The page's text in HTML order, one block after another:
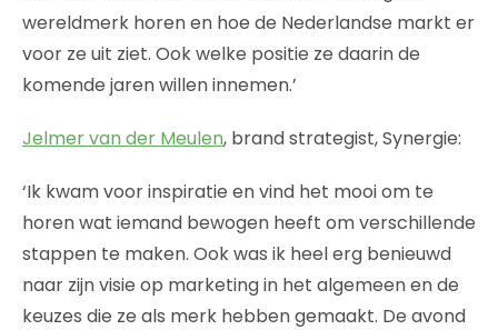
wereldmerk horen en hoe de Nederlandse markt er
voor ze uit ziet. Ook welke positie ze daarin de
komende jaren willen innemen.’
Jelmer van der Meulen, brand strategist, Synergie:
‘Ik kwam voor inspiratie en vind het mooi om te
horen wat iemand bewogen heeft om verschillende
stappen te maken. Ook was ik heel erg benieuwd
naar zijn visie op marketing in het algemeen en de
keuzes die ze als merk hebben gemaakt. De avond